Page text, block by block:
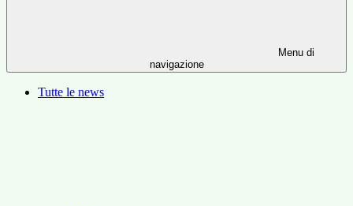
Menu di
navigazione
Tutte le news